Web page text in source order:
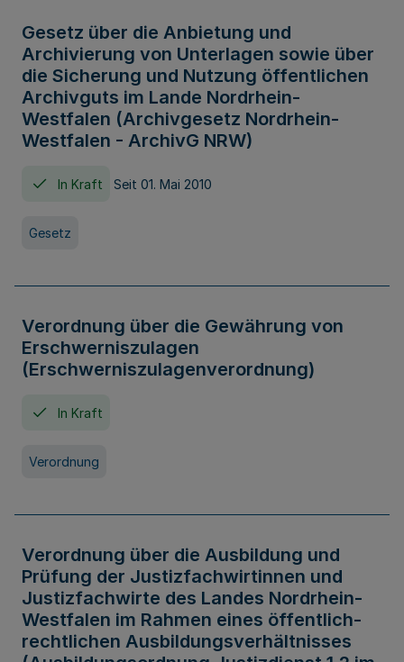
Gesetz über die Anbietung und
Archivierung von Unterlagen sowie über
die Sicherung und Nutzung öffentlichen
Archivguts im Lande Nordrhein-
Westfalen (Archivgesetz Nordrhein-
Westfalen - ArchivG NRW)
In Kraft Seit 01. Mai 2010
Gesetz
Verordnung über die Gewährung von
Erschwerniszulagen
(Erschwerniszulagenverordnung)
In Kraft
Verordnung
Verordnung über die Ausbildung und
Prüfung der Justizfachwirtinnen und
Justizfachwirte des Landes Nordrhein-
Westfalen im Rahmen eines öffentlich-
rechtlichen Ausbildungsverhältnisses